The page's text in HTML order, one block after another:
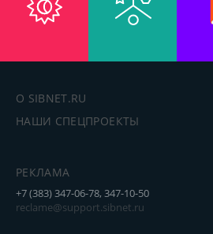
О SIBNET.RU
НАШИ СПЕЦПРОЕКТЫ
РЕКЛАМА
+7 (383) 347-06-78, 347-10-50
reclame@support.sibnet.ru